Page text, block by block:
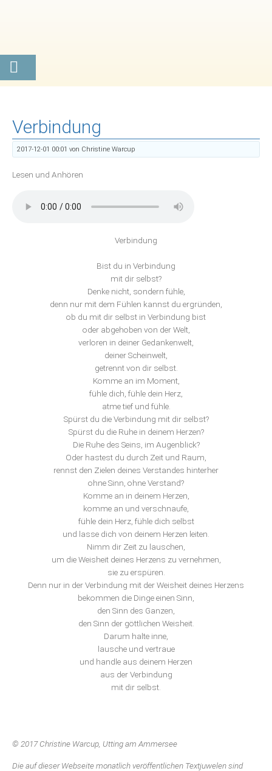
Verbindung
2017-12-01 00:01 von Christine Warcup
Lesen und Anhören
Verbindung
Bist du in Verbindung
mit dir selbst?
Denke nicht, sondern fühle,
denn nur mit dem Fühlen kannst du ergründen,
ob du mit dir selbst in Verbindung bist
oder abgehoben von der Welt,
verloren in deiner Gedankenwelt,
deiner Scheinwelt,
getrennt von dir selbst.
Komme an im Moment,
fühle dich, fühle dein Herz,
atme tief und fühle.
Spürst du die Verbindung mit dir selbst?
Spürst du die Ruhe in deinem Herzen?
Die Ruhe des Seins, im Augenblick?
Oder hastest du durch Zeit und Raum,
rennst den Zielen deines Verstandes hinterher
ohne Sinn, ohne Verstand?
Komme an in deinem Herzen,
komme an und verschnaufe,
fühle dein Herz, fühle dich selbst
und lasse dich von deinem Herzen leiten.
Nimm dir Zeit zu lauschen,
um die Weisheit deines Herzens zu vernehmen,
sie zu erspüren.
Denn nur in der Verbindung mit der Weisheit deines Herzens
bekommen die Dinge einen Sinn,
den Sinn des Ganzen,
den Sinn der göttlichen Weisheit.
Darum halte inne,
lausche und vertraue
und handle aus deinem Herzen
aus der Verbindung
mit dir selbst.
© 2017 Christine Warcup, Utting am Ammersee
Die auf dieser Webseite monatlich veröffentlichen Textjuwelen sind